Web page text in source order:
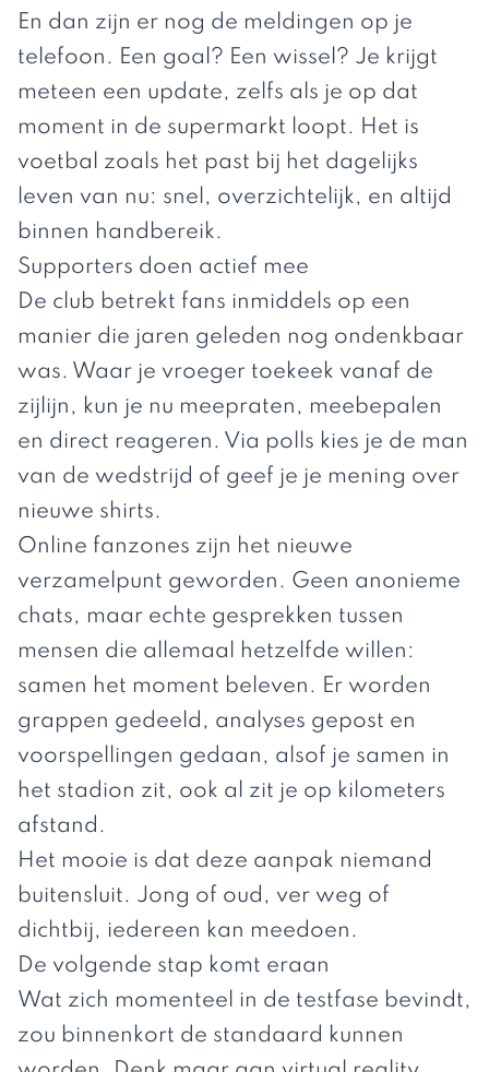
En dan zijn er nog de meldingen op je
telefoon. Een goal? Een wissel? Je krijgt
meteen een update, zelfs als je op dat
moment in de supermarkt loopt. Het is
voetbal zoals het past bij het dagelijks
leven van nu: snel, overzichtelijk, en altijd
binnen handbereik.
Supporters doen actief mee
De club betrekt fans inmiddels op een
manier die jaren geleden nog ondenkbaar
was. Waar je vroeger toekeek vanaf de
zijlijn, kun je nu meepraten, meebepalen
en direct reageren. Via polls kies je de man
van de wedstrijd of geef je je mening over
nieuwe shirts.
Online fanzones zijn het nieuwe
verzamelpunt geworden. Geen anonieme
chats, maar echte gesprekken tussen
mensen die allemaal hetzelfde willen:
samen het moment beleven. Er worden
grappen gedeeld, analyses gepost en
voorspellingen gedaan, alsof je samen in
het stadion zit, ook al zit je op kilometers
afstand.
Het mooie is dat deze aanpak niemand
buitensluit. Jong of oud, ver weg of
dichtbij, iedereen kan meedoen.
De volgende stap komt eraan
Wat zich momenteel in de testfase bevindt,
zou binnenkort de standaard kunnen